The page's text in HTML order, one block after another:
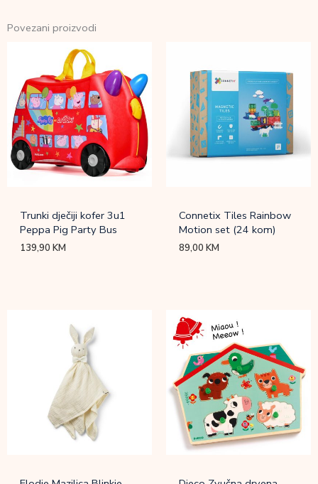
Povezani proizvodi
Trunki dječiji kofer 3u1
Peppa Pig Party Bus
139,90KM
Connetix Tiles Rainbow
Motion set (24 kom)
89,00KM